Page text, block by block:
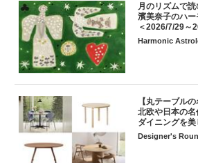
月のリズムで
濱美奈子のハ
＜2026/7/29～
Harmonic
【丸テーブルの
北欧や日本の名
ダイニングを
Designer's